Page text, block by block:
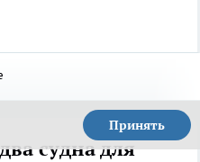
Принять
судна для